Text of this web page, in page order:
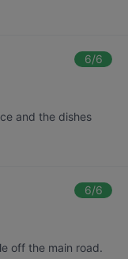
6/6
and the dishes
6/6
off the main road.